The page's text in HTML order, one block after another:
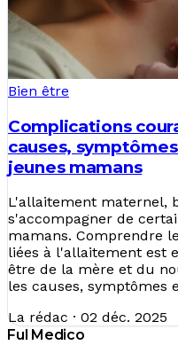
Bien être
Complications
causes,
jeunes mamans
L'allaitement maternel,
s'accompagner de
mamans. Comprendre
liées à l'allaitement est
être de la mère et du
les causes, symptômes
La rédac · 02 déc. 2025
Ful Medico